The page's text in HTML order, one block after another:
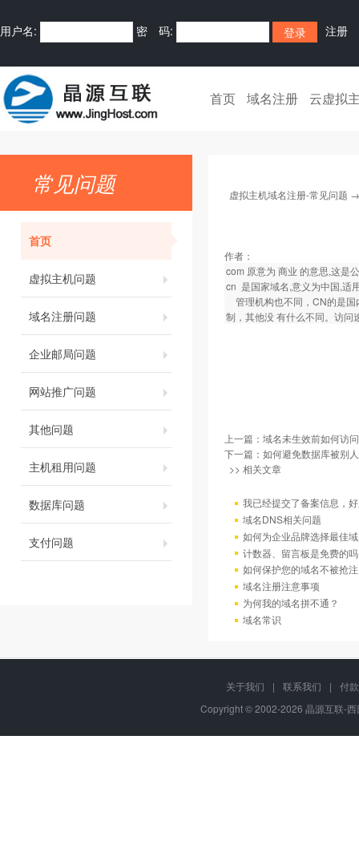
用户名: 密 码: 注册
首页 域名注册 云虚拟
常见问题
首页
虚拟主机问题
域名注册问题
企业邮局问题
网站推广问题
其他问题
主机租用问题
数据库问题
支付问题
虚拟主机域名注册-常见问题
作者：
com 原意为 商业 的意思,这是
cn 是国家域名,意义为中国,适
管理机构也不同，CN的是国
制，其他没 有什么不同。访问
上一篇： 域名未生效前如何访
下一篇： 如何避免数据库被别
>> 相关文章
我已经提交了备案信息，
域名DNS相关问题
如何为企业品牌选择最佳
计数器、留言板是免费的
如何保护您的域名不被抢注
域名注册注意事项
为何我的域名拼不通？
域名常识
关于我们 | 联系我们 |
付
Copyright © 2002-2026 晶源互联-